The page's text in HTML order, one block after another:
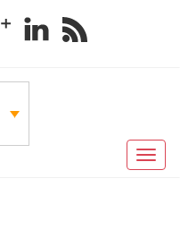
LinkedinRSS